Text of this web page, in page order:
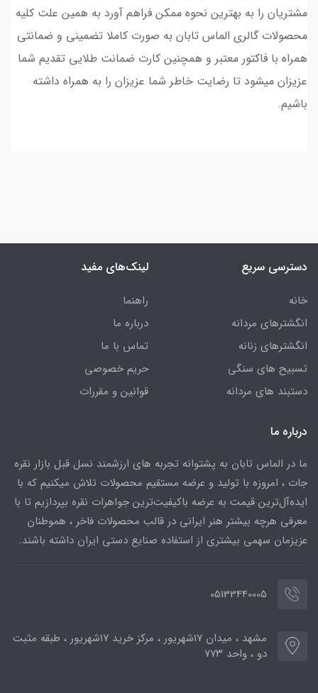
مشتریان را به بهترین نحوه ممکن فراهم آورد به همین علت کلیه
محصولات گالری الماس تابان به صورت کاملا تضمینی و ضمانتی
همراه با فاکتور معتبر و همچنین کارت ضمانت طلایی تقدیم شما
عزیزان میشود تا رضایت خاطر شما عزیزان را به همراه داشته
باشیم.
دسترسی سریع
خانه
انگشترهای مردانه
انگشترهای زنانه
تسبیح های سنگی
دستبند های مردانه
لینک‌های مفید
راهنما
درباره ما
تماس با ما
حریم خصوصی
قوانین و مقررات
درباره ما
ما در الماس تابان به پشتوانه تجربه های ارزشمند نسل قبل بازار نقره
جات ، امروزه با تولید و عرضه مستقیم محصولات تلاش میکنیم که با
ایده‌آل‌ترین قیمت به عرضه باکیفیت‌ترین جواهرات نقره بپردازیم تا با
معرفی هرچه بیشتر هنر ایرانی در قالب محصولات فاخر ، هموطنان
عزیزمان سهمی بیشتری از استفاده صنایع دستی ایران داشته باشند.
05133440005
مشهد ، میدان ۱۷شهریور ، مرکز خرید ۱۷شهریور ، طبقه مثبت
دو ، واحد ۷۷۳